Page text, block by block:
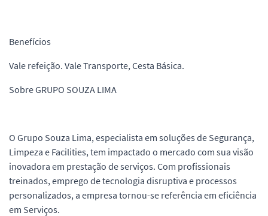
Benefícios
Vale refeição. Vale Transporte, Cesta Básica.
Sobre GRUPO SOUZA LIMA
O Grupo Souza Lima, especialista em soluções de Segurança,
Limpeza e Facilities, tem impactado o mercado com sua visão
inovadora em prestação de serviços. Com profissionais
treinados, emprego de tecnologia disruptiva e processos
personalizados, a empresa tornou-se referência em eficiência
em Serviços.